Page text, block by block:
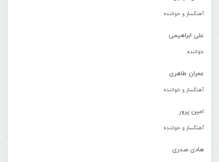
آهنگساز و خواننده
علی ابراهیمی
خواننده
عمران طاهری
آهنگساز و خواننده
امین پرور
آهنگساز و خواننده
هادی صدری